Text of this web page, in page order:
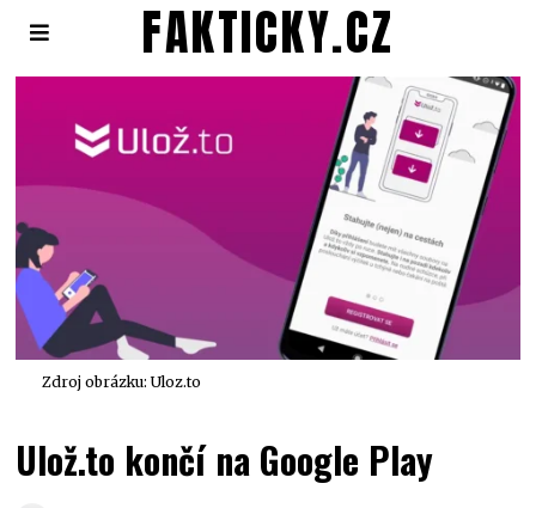
FAKTICKY.CZ
Zdroj obrázku: Uloz.to
Ulož.to končí na Google Play